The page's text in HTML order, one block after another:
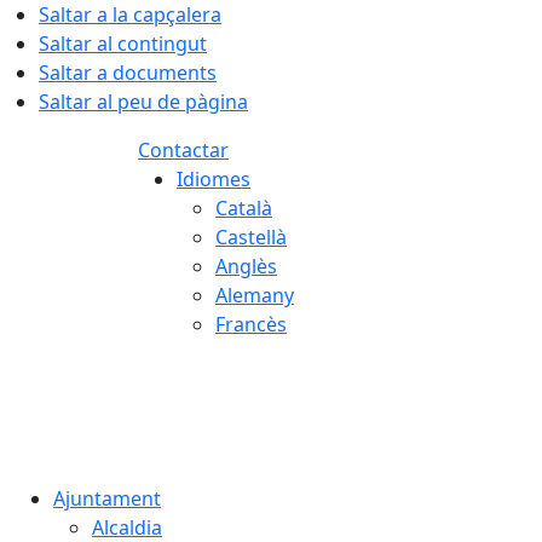
Saltar a la capçalera
Saltar al contingut
Saltar a documents
Saltar al peu de pàgina
Contactar
Idiomes
Català
Castellà
Anglès
Alemany
Francès
Ajuntament
Alcaldia